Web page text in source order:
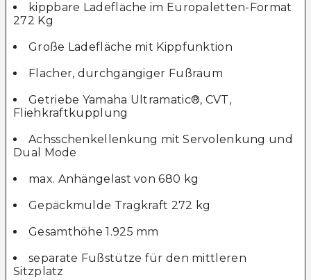
kippbare Ladefläche im Europaletten-Format
272 Kg
Große Ladefläche mit Kippfunktion
Flacher, durchgängiger Fußraum
Getriebe Yamaha Ultramatic®, CVT,
Fliehkraftkupplung
Achsschenkellenkung mit Servolenkung und
Dual Mode
max. Anhängelast von 680 kg
Gepäckmulde Tragkraft 272 kg
Gesamthöhe 1.925 mm
separate Fußstütze für den mittleren
Sitzplatz